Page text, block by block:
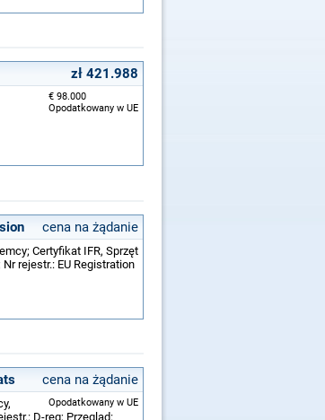
zł 421.988
€ 98.000
Opodatkowany w UE
cena na żądanie
Certyfikat IFR, Sprzęt
rejestr.: EU Registration
cena na żądanie
Opodatkowany w UE
D-reg; Przegląd: